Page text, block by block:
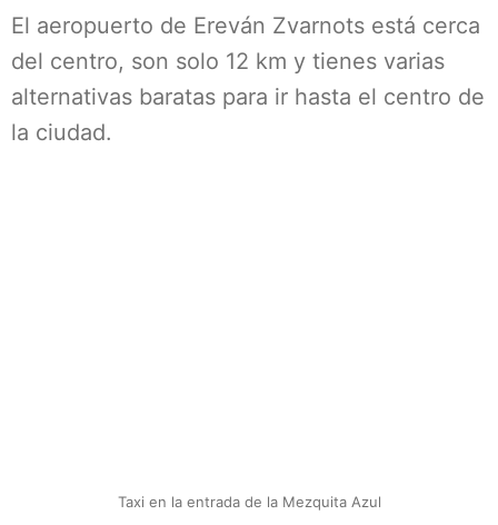
El aeropuerto de Ereván Zvarnots está cerca
del centro, son solo 12 km y tienes varias
alternativas baratas para ir hasta el centro de
la ciudad.
Taxi en la entrada de la Mezquita Azul